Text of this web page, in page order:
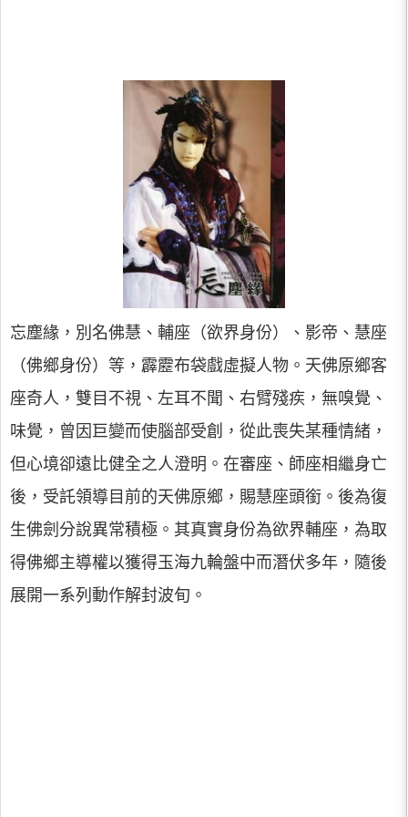
忘塵緣，別名佛慧、輔座（欲界身份）、影帝、慧座
（佛鄉身份）等，霹靂布袋戲虛擬人物。天佛原鄉客
座奇人，雙目不視、左耳不聞、右臂殘疾，無嗅覺、
味覺，曾因巨變而使腦部受創，從此喪失某種情緒，
但心境卻遠比健全之人澄明。在審座、師座相繼身亡
後，受託領導目前的天佛原鄉，賜慧座頭銜。後為復
生佛劍分說異常積極。其真實身份為欲界輔座，為取
得佛鄉主導權以獲得玉海九輪盤中而潛伏多年，隨後
展開一系列動作解封波旬。